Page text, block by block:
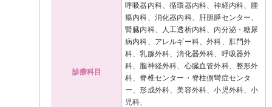
診療科目
呼吸器内科、循環器内科、神経内科、腫
瘍内科、消化器内科、肝胆膵センター、
腎臓内科、人工透析内科、内分泌・糖尿
病内科、アレルギー科、外科、肛門外
科、乳腺外科、消化器外科、呼吸器外
科、脳神経外科、心臓血管外科、整形外
科、脊椎センター・脊柱側彎症センタ
ー、形成外科、美容外科、小児外科、小
児科、